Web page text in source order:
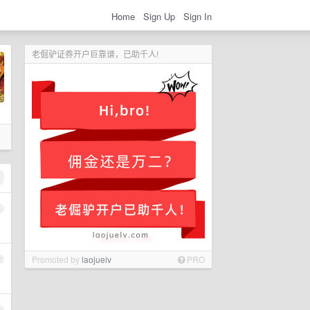
Home Sign Up Sign In
老倔驴证券开户巨靠谱，已助千人!
Promoted bylaojuelv PRO